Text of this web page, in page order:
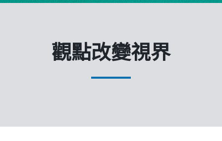
關於富達
觀點改變視界